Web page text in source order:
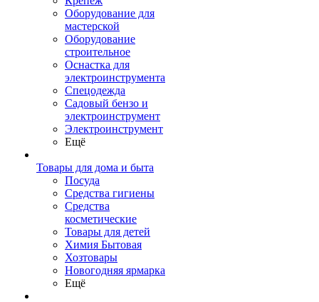
Оборудование для
мастерской
Оборудование
строительное
Оснастка для
электроинструмента
Спецодежда
Садовый бензо и
электроинструмент
Электроинструмент
Ещё
Товары для дома и быта
Посуда
Средства гигиены
Средства
косметические
Товары для детей
Химия Бытовая
Хозтовары
Новогодняя ярмарка
Ещё